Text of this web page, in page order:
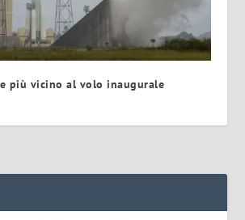
più vicino al volo inaugurale